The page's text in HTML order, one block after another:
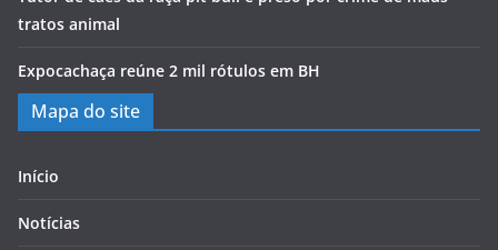
tratos animal
Expocachaça reúne 2 mil rótulos em BH
Mapa do site
Início
Notícias